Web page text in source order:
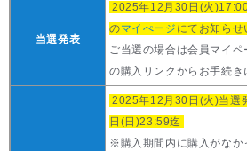
当選発表
2025年12月30日(火
のマイぺージ にてお知らせ
ご当選の場合は会員マイペ
の購入リンクからお手続き
2025年12月30日(火)当
日(日)23:59迄
※購入期間内に購入がなか